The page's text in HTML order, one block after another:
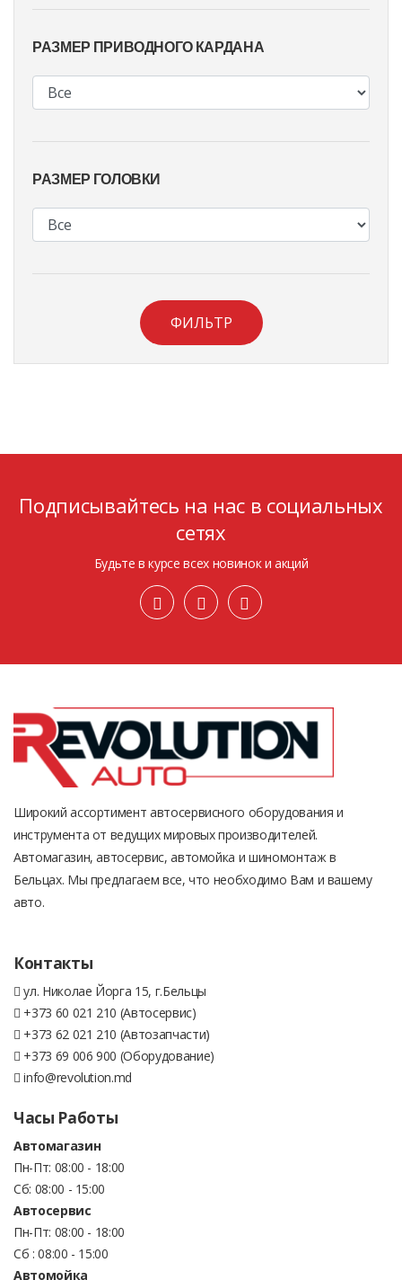
РАЗМЕР ПРИВОДНОГО КАРДАНА
РАЗМЕР ГОЛОВКИ
ФИЛЬТР
Подписывайтесь на нас в социальных
сетях
Будьте в курсе всех новинок и акций
Широкий ассортимент автосервисного оборудования и
инструмента от ведущих мировых производителей.
Автомагазин, автосервис, автомойка и шиномонтаж в
Бельцах. Мы предлагаем все, что необходимо Вам и вашему
авто.
Контакты
ул. Николае Йорга 15, г.Бельцы
+373 60 021 210 (Автосервис)
+373 62 021 210 (Автозапчасти)
+373 69 006 900 (Оборудование)
info@revolution.md
Часы Работы
Автомагазин
Пн-Пт: 08:00 - 18:00
Сб: 08:00 - 15:00
Автосервис
Пн-Пт: 08:00 - 18:00
Сб : 08:00 - 15:00
Автомойка